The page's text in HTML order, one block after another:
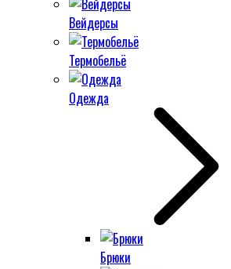
Вейдерсы
Термобельё
Одежда
Брюки